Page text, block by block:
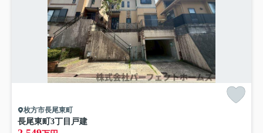
枚方市長尾東町
長尾東町3丁目戸建